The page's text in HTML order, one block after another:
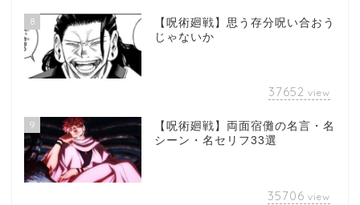
8
【呪術廻戦】思う存分呪い合おう
じゃないか
37652 view
9
【呪術廻戦】両面宿儺の名言・名
シーン・名セリフ33選
35706 view